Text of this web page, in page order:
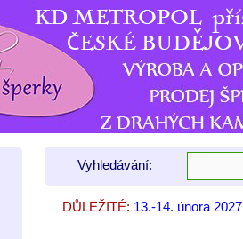
Vyhledávání:
DŮLEŽITÉ: 13.-14. února
7. - 8. listopadu
9. - 11. října 2026